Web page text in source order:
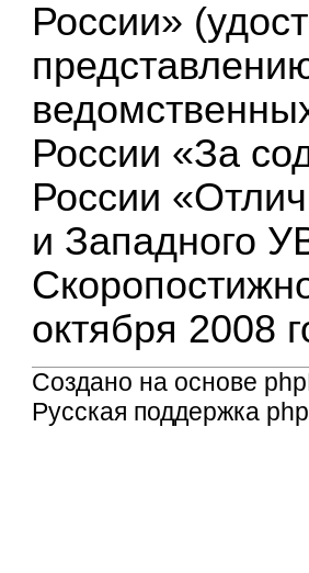
России»
России «За
России
и Западного
октября 2008
Создано на основе
Русская поддержка